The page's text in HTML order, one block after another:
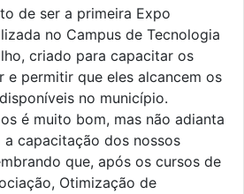
de ser a primeira Expo
no Campus de Tecnologia
criado para capacitar os
e permitir que eles alcancem os
no município.
é muito bom, mas não adianta
capacitação dos nossos
que, após os cursos de
Otimização de